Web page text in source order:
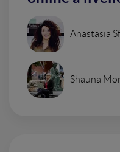
Anastasia
Shauna